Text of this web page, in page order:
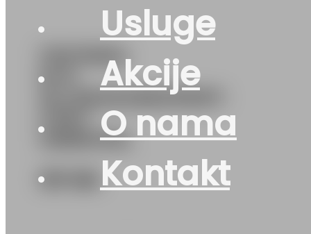
Usluge
Akcije
O nama
Kontakt
175/70R14
M+S
ALLSEASONEXPERT-
UNIROYAL
157